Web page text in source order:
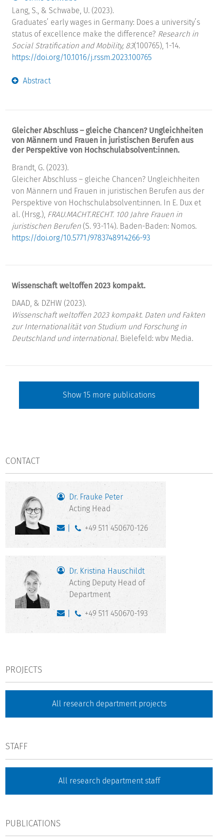
Lang, S., & Schwabe, U. (2023).
Graduates’ early wages in Germany: Does a university’s
status of excellence make the difference? Research in
Social Stratification and Mobility, 83(100765), 1-14.
https://doi.org/10.1016/j.rssm.2023.100765
Abstract
Gleicher Abschluss – gleiche Chancen? Ungleichheiten
von Männern und Frauen in juristischen Berufen aus
der Perspektive von Hochschulabsolvent:innen.
Brandt, G. (2023).
Gleicher Abschluss – gleiche Chancen? Ungleichheiten
von Männern und Frauen in juristischen Berufen aus der
Perspektive von Hochschulabsolvent:innen. In E. Dux et
al. (Hrsg.), FRAU.MACHT.RECHT. 100 Jahre Frauen in
juristischen Berufen(S. 93-114). Baden-Baden: Nomos.
https://doi.org/10.5771/9783748914266-93
Wissenschaft weltoffen 2023 kompakt.
DAAD, & DZHW (2023).
Wissenschaft weltoffen 2023 kompakt. Daten und Fakten
zur Internationalität von Studium und Forschung in
Deutschland und international. Bielefeld: wbv Media.
Show 15 more publications
CONTACT
Dr. Frauke Peter
Acting Head
+49 511 450670-126
Dr. Kristina Hauschildt
Acting Deputy Head of
Department
+49 511 450670-193
PROJECTS
All research department projects
STAFF
All research department staff
PUBLICATIONS